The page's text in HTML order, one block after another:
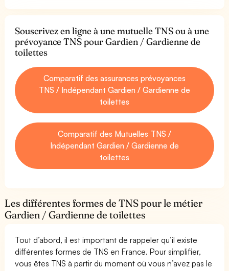
Souscrivez en ligne à une mutuelle TNS ou à une
prévoyance TNS pour Gardien / Gardienne de
toilettes
Comparatif des assurances prévoyances
TNS / Indépendant Gardien / Gardienne de
toilettes
Comparatif des Mutuelles TNS /
Indépendant Gardien / Gardienne de
toilettes
Les différentes formes de TNS pour le métier
Gardien / Gardienne de toilettes
Tout d’abord, il est important de rappeler qu’il existe
différentes formes de TNS en France. Pour simplifier,
vous êtes TNS à partir du moment où vous n’avez pas le